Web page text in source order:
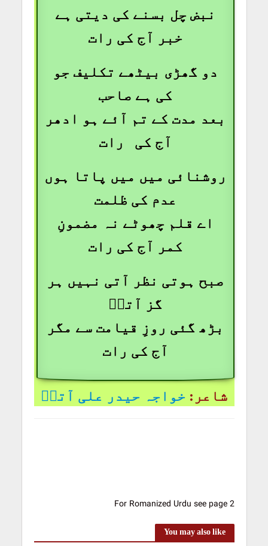
نبض چل بسنے کی دیتی ہے
خبر آج کی رات
دو گھڑی بیٹھے تکلیف جو
کی ہے صاحب
بعد مدت کے تم آئے ہو ادھر
آج کی رات
روشنائی میں میں پاتا ہوں
عدم کی ظلمت
اے قلم چھوٹے نہ مضمونِ
کمر آج کی رات
صبح ہوتی نظر آتی نہیں ہر
گز آتشؔ
بڑھ گئی روزِ قیامت سے مگر
آج کی رات
شاعر: خواجہ حیدر علی آتشؔ
For Romanized Urdu see page 2
You may also like